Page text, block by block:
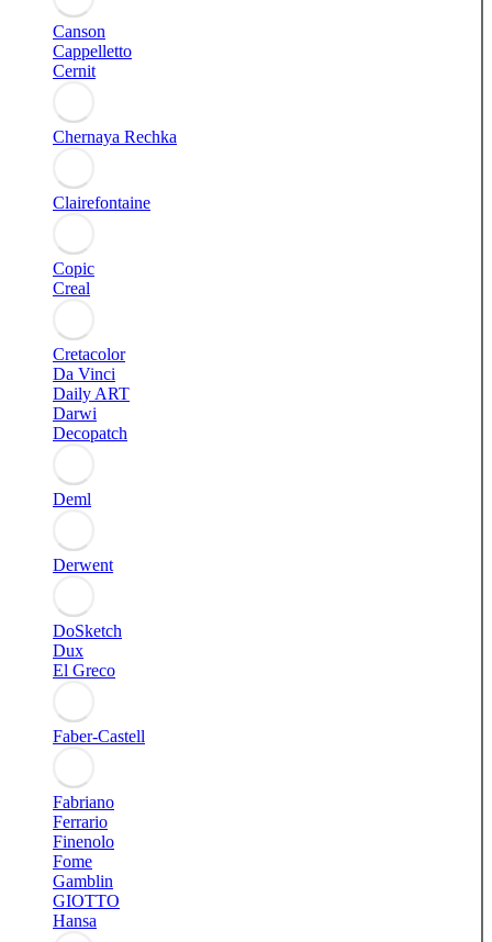
Canson
Cappelletto
Cernit
Chernaya Rechka
Clairefontaine
Copic
Creal
Cretacolor
Da Vinci
Daily ART
Darwi
Decopatch
Deml
Derwent
DoSketch
Dux
El Greco
Faber-Castell
Fabriano
Ferrario
Finenolo
Fome
Gamblin
GIOTTO
Hansa